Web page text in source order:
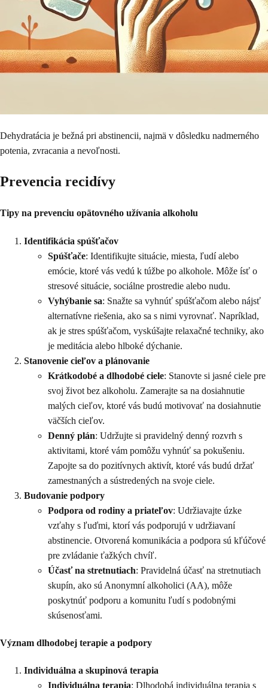
Dehydratácia je bežná pri abstinencii, najmä v dôsledku nadmerného
potenia, zvracania a nevoľnosti.
Prevencia recidívy
Tipy na prevenciu opätovného užívania alkoholu
Identifikácia spúšťačov
Spúšťače: Identifikujte situácie, miesta, ľudí alebo
emócie, ktoré vás vedú k túžbe po alkohole. Môže ísť o
stresové situácie, sociálne prostredie alebo nudu.
Vyhýbanie sa: Snažte sa vyhnúť spúšťačom alebo nájsť
alternatívne riešenia, ako sa s nimi vyrovnať. Napríklad,
ak je stres spúšťačom, vyskúšajte relaxačné techniky, ako
je meditácia alebo hlboké dýchanie.
Stanovenie cieľov a plánovanie
Krátkodobé a dlhodobé ciele: Stanovte si jasné ciele pre
svoj život bez alkoholu. Zamerajte sa na dosiahnutie
malých cieľov, ktoré vás budú motivovať na dosiahnutie
väčších cieľov.
Denný plán: Udržujte si pravidelný denný rozvrh s
aktivitami, ktoré vám pomôžu vyhnúť sa pokušeniu.
Zapojte sa do pozitívnych aktivít, ktoré vás budú držať
zamestnaných a sústredených na svoje ciele.
Budovanie podpory
Podpora od rodiny a priateľov: Udržiavajte úzke
vzťahy s ľuďmi, ktorí vás podporujú v udržiavaní
abstinencie. Otvorená komunikácia a podpora sú kľúčové
pre zvládanie ťažkých chvíľ.
Účasť na stretnutiach: Pravidelná účasť na stretnutiach
skupín, ako sú Anonymní alkoholici (AA), môže
poskytnúť podporu a komunitu ľudí s podobnými
skúsenosťami.
Význam dlhodobej terapie a podpory
Individuálna a skupinová terapia
Individuálna terapia: Dlhodobá individuálna terapia s